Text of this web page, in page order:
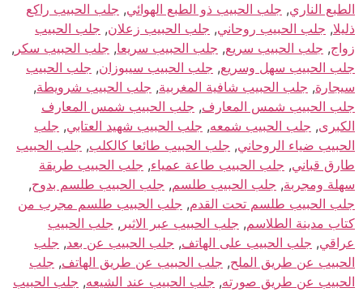
الطبع الناري, جلب الحبيب ذو الطبع الهوائي, جلب الحبيب راكع
ذليلا, جلب الحبيب روحاني, جلب الحبيب زعلان, جلب الحبيب
زواج, جلب الحبيب سريع, جلب الحبيب سريعا, جلب الحبيب سكر ,
جلب الحبيب سهل وسريع, جلب الحبيب سيبوزان, جلب الحبيب
سيجارة, جلب الحبيب شافية المغربية, جلب الحبيب شرويطة,
جلب الحبيب شمس المعارف, جلب الحبيب شمس المعارف
الكبرى, جلب الحبيب شمعه, جلب الحبيب شهيد العتابي, جلب
الحبيب ضياء الروحاني, جلب الحبيب طائعا كالكلب, جلب الحبيب
طارق قباني, جلب الحبيب طاعة عمياء, جلب الحبيب طريقة
سهلة ومجربة, جلب الحبيب طلسم, جلب الحبيب طلسم بدوح,
جلب الحبيب طلسم تحت القدم, جلب الحبيب طلسم مجرب من
كتاب مدينة الطلاسم, جلب الحبيب عبر الاثير , جلب الحبيب
عراقي, جلب الحبيب على الهاتف, جلب الحبيب عن بعد, جلب
الحبيب عن طريق الملح, جلب الحبيب عن طريق الهاتف, جلب
الحبيب عن طريق صورته, جلب الحبيب عند الشيعه, جلب الحبيب